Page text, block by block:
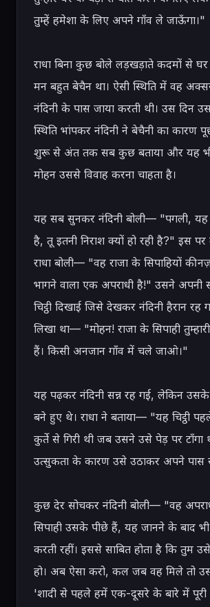
तुम्हें हमेशा के लिए अपने गाँव ले जाऊँगा।"
राधा बिना कुछ बोले लड़खड़ाते कदमों से
मन बहुत बेचैन था। ऐसी स्थिति में वह
नंदिनी के पास जाया करती थी। उस दिन
स्थिति भांपकर नंदिनी ने बेचैनी का कारण
शुरू से अंत तक सब कुछ बताया और यह भी
मोहन उससे विवाह करना चाहता है।
यह सब सुनकर नंदिनी बोली— "पगली, यह
है, तू इतनी निराश क्यों हो रही है?" इस
राधा बोली— "वह राजा के सिपाहियों की
भागने वाला एक अपराधी है!" उसने अपनी
चिट्ठी दिखाई जिसे देखकर नंदिनी हैरान रह
लिखा था— "मोहन! राजा के सिपाही
हैं। किसी अनजान गाँव में चले जाओ।"
यह पढ़कर नंदिनी सन्न रह गई, लेकिन
बने हुए थे। राधा ने बताया— "यह चिट्ठी
कुर्ते से गिरी थी जब उसने उसे पेड़ पर टाँगा
उत्सुकता के कारण उसे उठाकर अपने पास
कुछ देर सोचकर नंदिनी बोली— "वह
सिपाही उसके पीछे हैं, यह जानने के बाद
करती रहीं। इससे साबित होता है कि तुम
हो। अब ऐसा करो, कल जब वह मिले तो
'शादी से पहले हमें एक-दूसरे के बारे में पूरी